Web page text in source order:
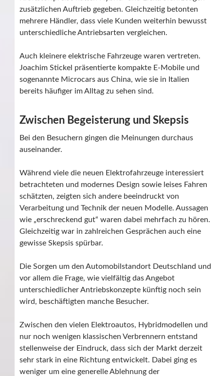
zusätzlichen Auftrieb gegeben. Gleichzeitig betonten
mehrere Händler, dass viele Kunden weiterhin bewusst
unterschiedliche Antriebsarten vergleichen.
Auch kleinere elektrische Fahrzeuge waren vertreten.
Joachim Stickel präsentierte kompakte E-Mobile und
sogenannte Microcars aus China, wie sie in Italien
bereits häufiger im Alltag zu sehen sind.
Zwischen Begeisterung und Skepsis
Bei den Besuchern gingen die Meinungen durchaus
auseinander.
Während viele die neuen Elektrofahrzeuge interessiert
betrachteten und modernes Design sowie leises Fahren
schätzten, zeigten sich andere beeindruckt von
Verarbeitung und Technik der neuen Modelle. Aussagen
wie „erschreckend gut“ waren dabei mehrfach zu hören.
Gleichzeitig war in zahlreichen Gesprächen auch eine
gewisse Skepsis spürbar.
Die Sorgen um den Automobilstandort Deutschland und
vor allem die Frage, wie vielfältig das Angebot
unterschiedlicher Antriebskonzepte künftig noch sein
wird, beschäftigten manche Besucher.
Zwischen den vielen Elektroautos, Hybridmodellen und
nur noch wenigen klassischen Verbrennern entstand
stellenweise der Eindruck, dass sich der Markt derzeit
sehr stark in eine Richtung entwickelt. Dabei ging es
weniger um eine generelle Ablehnung der